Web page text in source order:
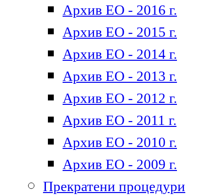
Архив ЕО - 2016 г.
Архив ЕО - 2015 г.
Архив ЕО - 2014 г.
Архив ЕО - 2013 г.
Архив ЕО - 2012 г.
Архив ЕО - 2011 г.
Архив ЕО - 2010 г.
Архив ЕО - 2009 г.
Прекратени процедури